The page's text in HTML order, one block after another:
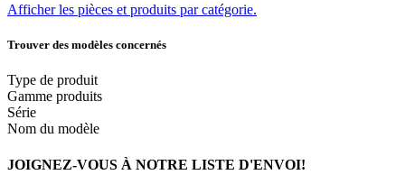
Afficher les pièces et produits par catégorie.
Trouver des modèles concernés
Type de produit
Gamme produits
Série
Nom du modèle
JOIGNEZ-VOUS À NOTRE LISTE D'ENVOI!